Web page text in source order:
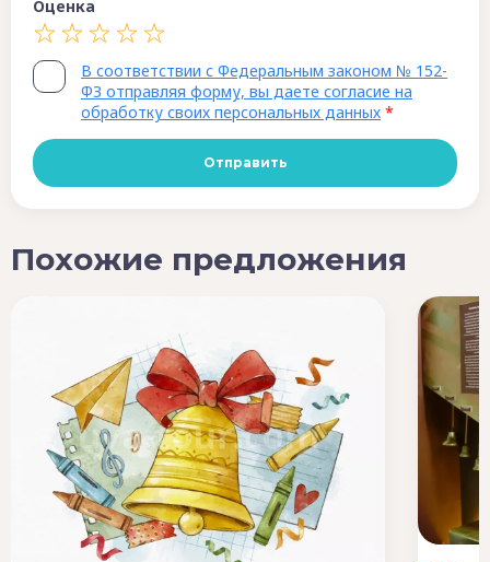
Оценка
В соответствии с Федеральным законом № 152-
ФЗ отправляя форму, вы даете согласие на
обработку своих персональных данных *
Похожие предложения